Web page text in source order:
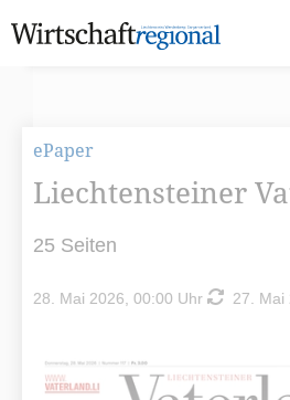
ePaper
Liechtensteiner
25 Seiten
28. Mai 2026, 00:00 Uhr 27. Mai